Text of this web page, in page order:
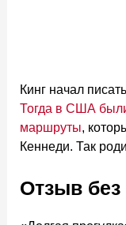
Кинг начал
Тогда в США
маршруты,
Кеннеди. Так
Отзыв